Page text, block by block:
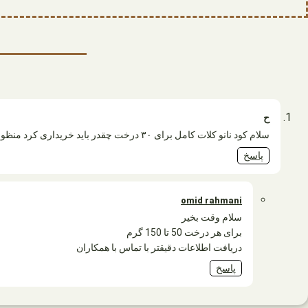
ح
سلام کود نانو کلات کامل برای ۳۰ درخت چقدر باید خریداری کرد منظورم اینکه برای هر درخت چ مقدار لازمع
پاسخ
omid rahmani
سلام وقت بخیر
برای هر درخت 50 تا 150 گرم
دریافت اطلاعات دقیقتر با تماس با همکاران
پاسخ